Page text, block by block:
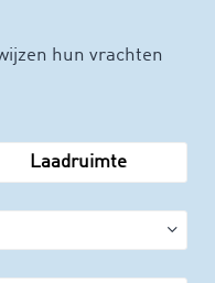
hun vrachten
Laadruimte